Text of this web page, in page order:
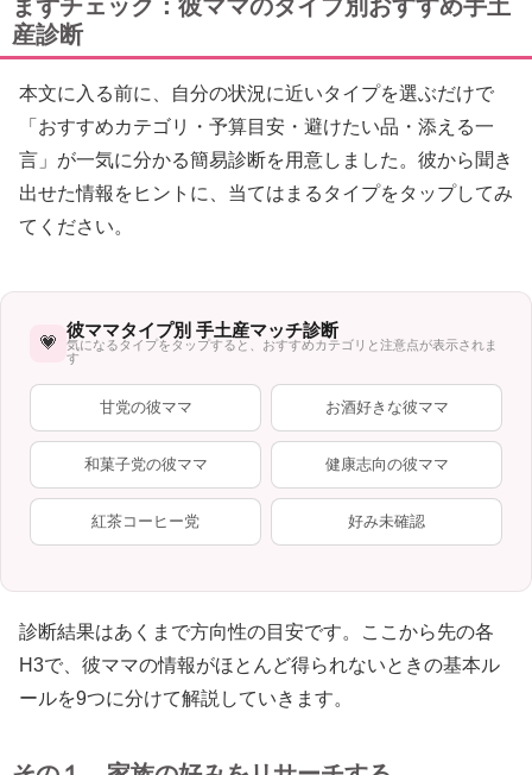
まずチェック：彼ママのタイプ別おすすめ手土
産診断
本文に入る前に、自分の状況に近いタイプを選ぶだけで
「おすすめカテゴリ・予算目安・避けたい品・添える一
言」が一気に分かる簡易診断を用意しました。彼から聞き
出せた情報をヒントに、当てはまるタイプをタップしてみ
てください。
💗
彼ママタイプ別 手土産マッチ診断
気になるタイプをタップすると、おすすめカテゴリと注意点が表示されま
す
甘党の彼ママ お酒好きな彼ママ
和菓子党の彼ママ 健康志向の彼ママ
紅茶コーヒー党 好み未確認
診断結果はあくまで方向性の目安です。ここから先の各
H3で、彼ママの情報がほとんど得られないときの基本ル
ールを9つに分けて解説していきます。